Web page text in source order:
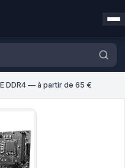
DDR4 — à partir de 65 €